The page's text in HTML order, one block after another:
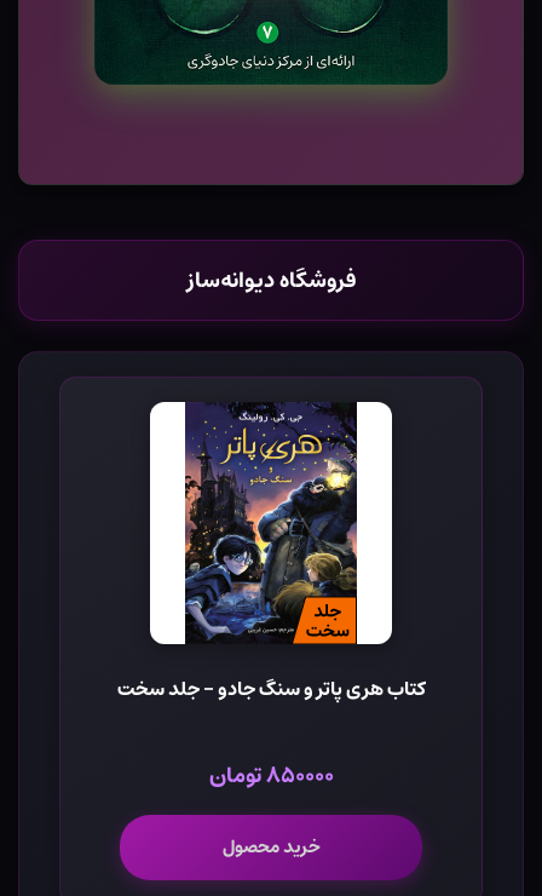
فروشگاه دیوانه‌ساز
کتاب هری پاتر و سنگ جادو - جلد سخت
۸۵۰۰۰۰ تومان
خرید محصول